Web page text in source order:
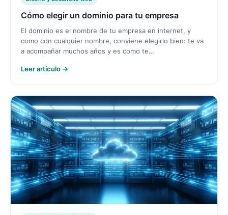
Cómo elegir un dominio para tu empresa
El dominio es el nombre de tu empresa en internet, y
como con cualquier nombre, conviene elegirlo bien: te va
a acompañar muchos años y es como te…
Leer artículo →